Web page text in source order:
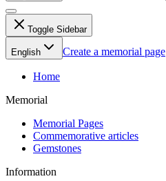
Toggle Sidebar
English Create a memorial page
Home
Memorial
Memorial Pages
Commemorative articles
Gemstones
Information